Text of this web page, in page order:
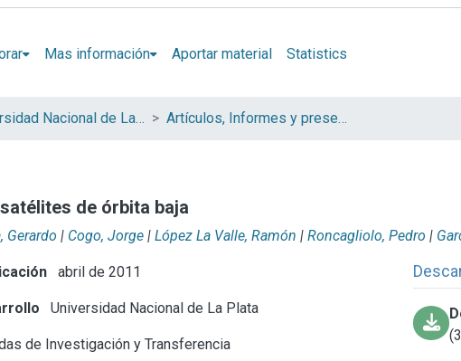
Mas información Aportar material Statistics
Universidad Nacional de La Plata (UNLP) Artículos, Informes y presentaciones en Congresos (UNLP)
de órbita baja
Gerardo | Cogo, Jorge | López La Valle, Ramón | Roncagliolo, Pedro |
abril de 2011
Universidad Nacional de La Plata
de Investigación y Transferencia